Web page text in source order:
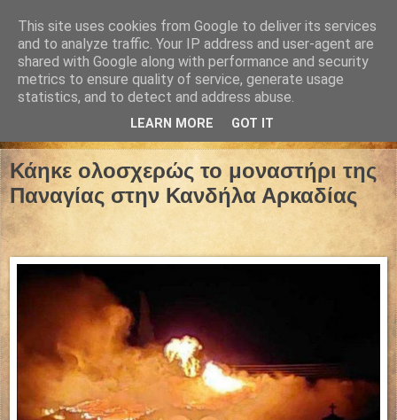
11 Αυγούστου 2023
Κάηκε ολοσχερώς το μοναστήρι της
Παναγίας στην Κανδήλα Αρκαδίας
This site uses cookies from Google to deliver its services
and to analyze traffic. Your IP address and user-agent are
shared with Google along with performance and security
metrics to ensure quality of service, generate usage
statistics, and to detect and address abuse.
LEARN MORE GOT IT